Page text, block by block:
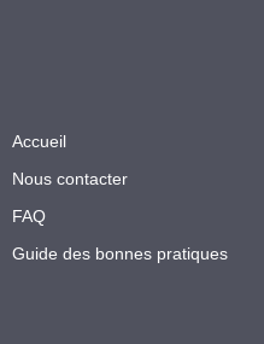
Accueil
Nous contacter
FAQ
Guide des bonnes pratiques